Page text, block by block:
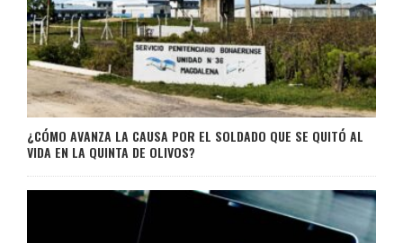
¿CÓMO AVANZA LA CAUSA POR EL SOLDADO QUE SE QUITÓ AL
VIDA EN LA QUINTA DE OLIVOS?